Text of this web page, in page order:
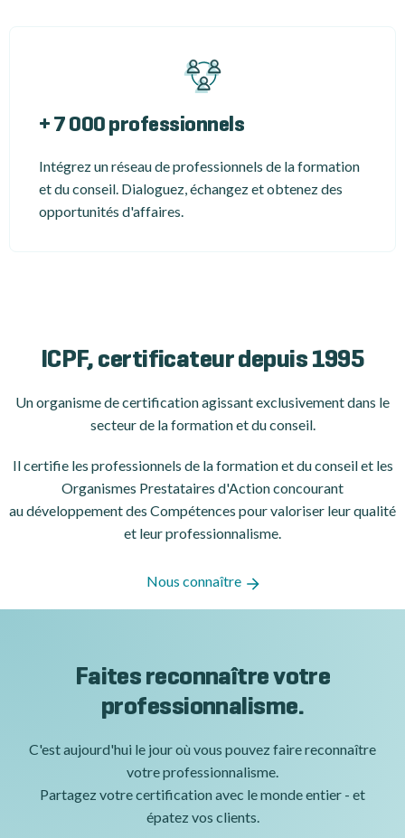
+ 7 000 professionnels
Intégrez un réseau de professionnels de la formation
et du conseil. Dialoguez, échangez et obtenez des
opportunités d'affaires.
ICPF, certificateur depuis 1995
Un organisme de certificationagissant exclusivement dans le
secteur de la formation et du conseil.
Il certifie les professionnels de la formation et du conseil et les
Organismes Prestataires d'Action concourant
au développement des Compétences pour valoriser leur qualité
et leur professionnalisme.
Nous connaître
Faites reconnaître votre
professionnalisme.
C'est aujourd'hui le jour où vous pouvez faire reconnaître
votre professionnalisme.
Partagez votre certification avec le monde entier - et
épatez vos clients.